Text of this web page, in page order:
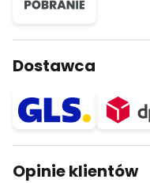
Dostawca
Opinie klientów